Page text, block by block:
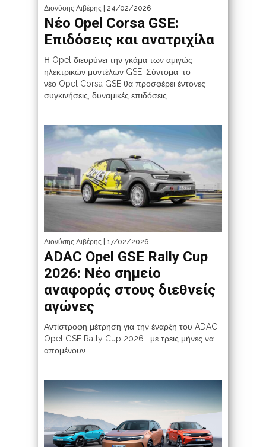
Διονύσης Λιβέρης | 24/02/2026
Νέο Opel Corsa GSE:
Επιδόσεις και ανατριχίλα
Η Opel διευρύνει την γκάμα των αμιγώς
ηλεκτρικών μοντέλων GSE. Σύντομα, το
νέο Opel Corsa GSE θα προσφέρει έντονες
συγκινήσεις, δυναμικές επιδόσεις...
Διονύσης Λιβέρης | 17/02/2026
ADAC Opel GSE Rally Cup
2026: Νέο σημείο
αναφοράς στους διεθνείς
αγώνες
Αντίστροφη μέτρηση για την έναρξη του ADAC
Opel GSE Rally Cup 2026 , με τρεις μήνες να
απομένουν...